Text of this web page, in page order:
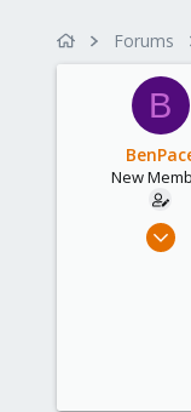
r
t
t
e
Forums
B
New